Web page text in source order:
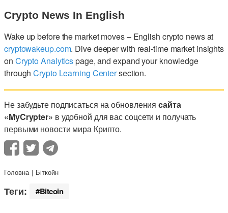
Crypto News In English
Wake up before the market moves – English crypto news at
cryptowakeup.com. Dive deeper with real-time market insights
on Crypto Analyticspage, and expand your knowledge
throughCrypto Learning Centersection.
Не забудьте подписаться на обновлениясайта
«MyCrypter» в удобной для вас соцсети и получать
первыми новости мира Крипто.
Головна Біткойн
Теги: Bitcoin